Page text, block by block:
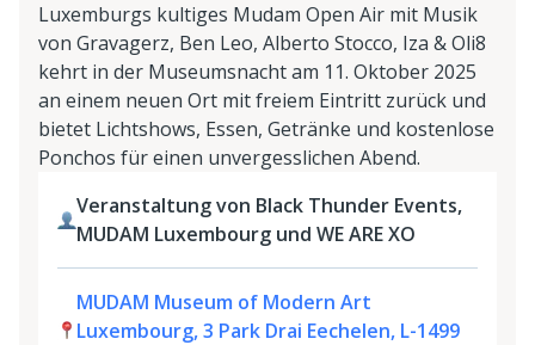
Luxemburgs kultiges Mudam Open Air mit Musik
von Gravagerz, Ben Leo, Alberto Stocco, Iza & Oli8
kehrt in der Museumsnacht am 11. Oktober 2025
an einem neuen Ort mit freiem Eintritt zurück und
bietet Lichtshows, Essen, Getränke und kostenlose
Ponchos für einen unvergesslichen Abend.
Veranstaltung von Black Thunder Events,
MUDAM Luxembourg und WE ARE XO
MUDAM Museum of Modern Art
Luxembourg, 3 Park Drai Eechelen, L-1499